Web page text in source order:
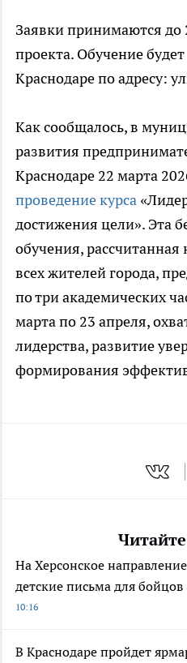
Заявки принимаются до
проекта. Обучение
Краснодаре по адресу:
Как сообщалось, в
развития
Краснодаре 22 марта
проведение курса
достижения цели». Эта
обучения,
всех жителей города,
по три академических
марта по 23 апреля,
лидерства, развитие
формирования
На Херсонское
детские письма для бойцов
10:16
В Краснодаре пройдет